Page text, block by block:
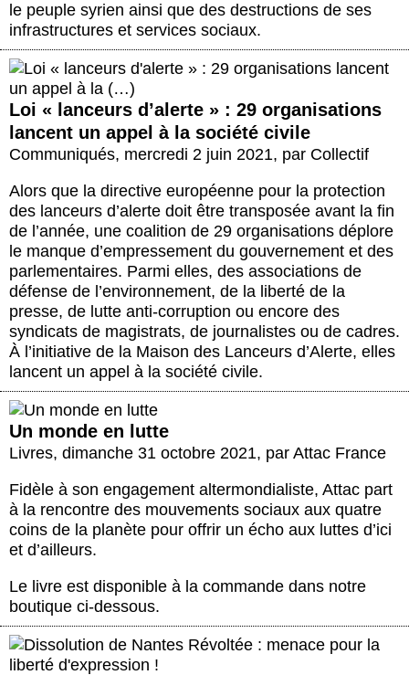
le peuple syrien ainsi que des destructions de ses
infrastructures et services sociaux.
Loi « lanceurs d’alerte » : 29 organisations
lancent un appel à la société civile
Communiqués, mercredi 2 juin 2021, par Collectif
Alors que la directive européenne pour la protection
des lanceurs d’alerte doit être transposée avant la fin
de l’année, une coalition de 29 organisations déplore
le manque d’empressement du gouvernement et des
parlementaires. Parmi elles, des associations de
défense de l’environnement, de la liberté de la
presse, de lutte anti-corruption ou encore des
syndicats de magistrats, de journalistes ou de cadres.
À l’initiative de la Maison des Lanceurs d’Alerte, elles
lancent un appel à la société civile.
Un monde en lutte
Livres, dimanche 31 octobre 2021, par Attac France
Fidèle à son engagement altermondialiste, Attac part
à la rencontre des mouvements sociaux aux quatre
coins de la planète pour offrir un écho aux luttes d’ici
et d’ailleurs.
Le livre est disponible à la commande dans notre
boutique ci-dessous.